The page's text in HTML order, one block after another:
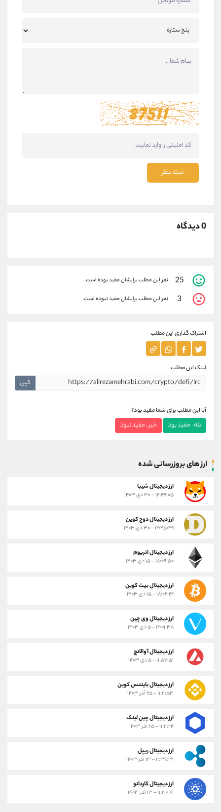
ثبت نظر
0 دیدگاه
25 نفر این مطلب برایشان مفید بوده است.
3 نفر این مطلب برایشان مفید نبوده است.
اشتراک گذاری این مطلب
لینک این مطلب
کپی
آیا این مطلب برای شما مفید بود؟
بله ، مفید بود خیر ، مفید نبود
ارز های بروزرسانی شده
ارز ديجيتال شیبا
۱۲:۴۹:۰۵ - ۳۰ دی ۱۴۰۳
ارز دیجیتال دوج کوین
۱۲:۴۵:۴۹ - ۳۰ دی ۱۴۰۳
ارز دیجیتال اتریوم
۱۸:۰۹:۵۰ - ۱۵ دی ۱۴۰۳
ارز دیجیتال بیت کوین
۱۸:۰۶:۲۲ - ۱۵ دی ۱۴۰۳
ارز دیجیتال وی چین
۱۲:۰۱:۳۸ - ۵ دی ۱۴۰۳
ارز دیجیتال آوالانچ
۱۱:۵۷:۵۱ - ۵ دی ۱۴۰۳
ارز دیجیتال بایننس کوین
۱۱:۱۱:۵۳ - ۲۵ آذر ۱۴۰۳
ارز دیجیتال چین لینک
۱۱:۱۱:۲۴ - ۲۵ آذر ۱۴۰۳
ارز دیجیتال ریپل
۱۱:۳۶:۳۱ - ۱۳ آذر ۱۴۰۳
ارز دیجیتال کاردانو
۱۱:۳۰:۰۱ - ۱۳ آذر ۱۴۰۳